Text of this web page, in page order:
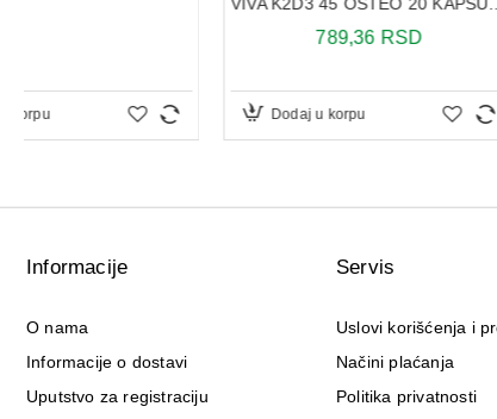
Dodaj u korpu Dodaj u korpu
Informacije
O nama
Informacije o dostavi
Uputstvo za registraciju
Servis
Uslovi korišćenja i
Načini plaćanja
Politika privatnosti